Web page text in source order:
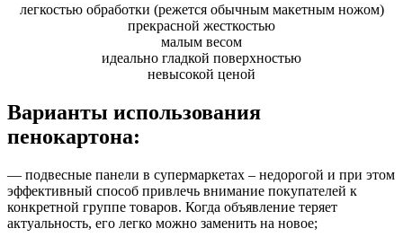
легкостью обработки (режется обычным макетным ножом)
прекрасной жесткостью
малым весом
идеально гладкой поверхностью
невысокой ценой
Варианты использования
пенокартона:
— подвесные панели в супермаркетах – недорогой и при этом
эффективный способ привлечь внимание покупателей к
конкретной группе товаров. Когда объявление теряет
актуальность, его легко можно заменить на новое;